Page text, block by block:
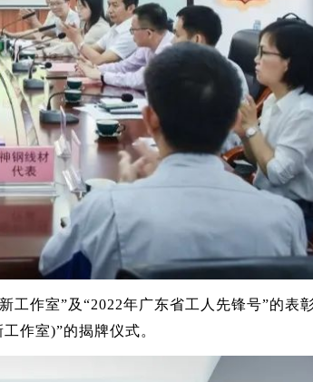
工作室”及“2022年广东省工人先锋号”的表
作室)”的揭牌仪式。